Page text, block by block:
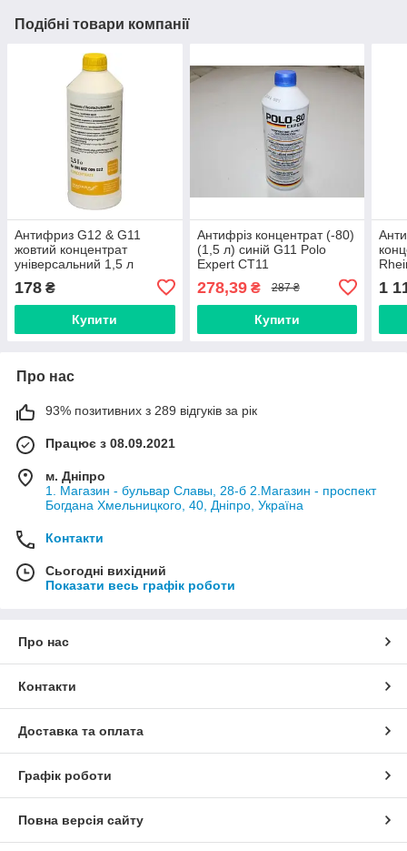
Подібні товари компанії
Антифриз G12 & G11
жовтий концентрат
універсальний 1,5 л
(Niagara) (001002005022
(01381, 023))
178 ₴
Купити
Антифріз концентрат (-80)
(1,5 л) синій G11 Polo
Expert CT11
278,39₴ 287 ₴
Купити
1
Про нас
93% позитивних з 289 відгуків за рік
Працює з 08.09.2021
м. Дніпро
1. Магазин - бульвар Славы, 28-б 2.Магазин - проспект
Богдана Хмельницкого, 40, Дніпро, Україна
Контакти
Сьогодні вихідний
Показати весь графік роботи
Про нас
Контакти
Доставка та оплата
Графік роботи
Повна версія сайту